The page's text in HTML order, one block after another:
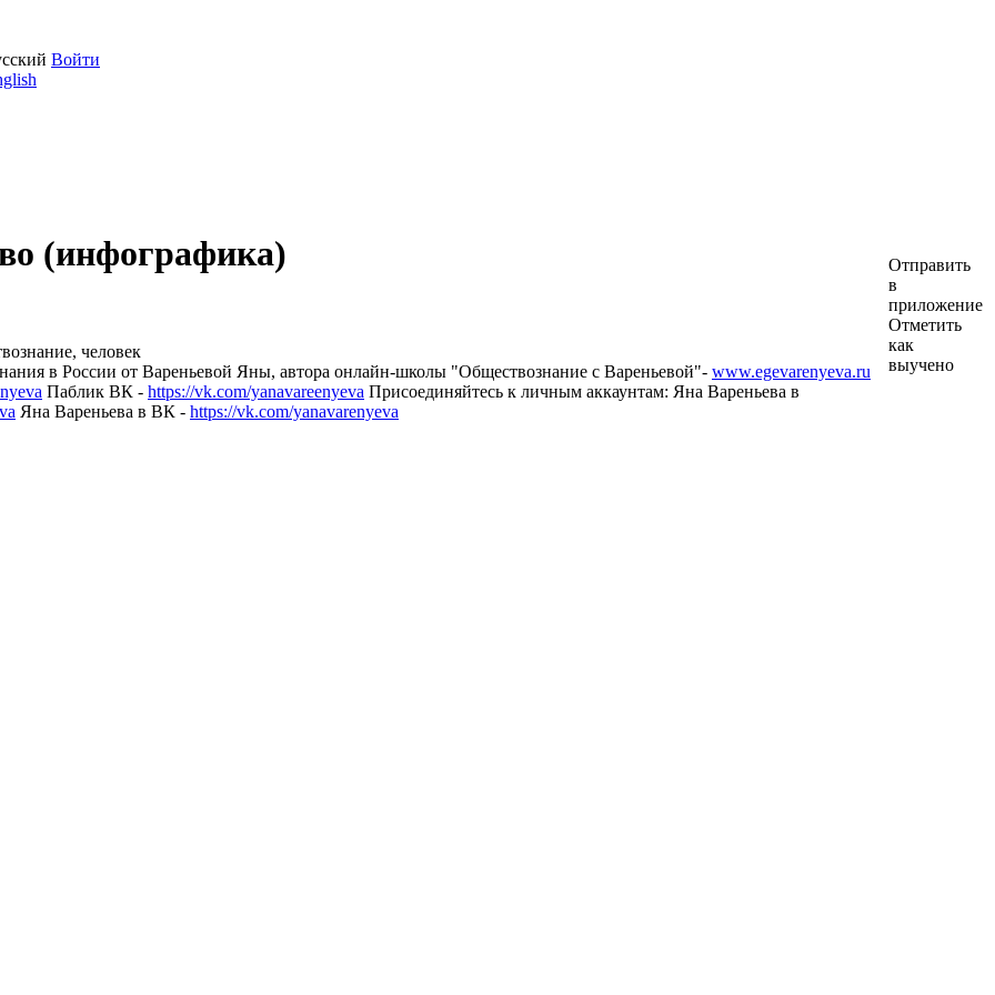
Войти
(инфографика)
человек
в России от Вареньевой Яны, автора онлайн-школы "Обществознание с Вареньевой"- www.egevarenyeva.ru
Паблик ВК - https://vk.com/yanavareenyeva Присоединяйтесь к личным аккаунтам: Яна Вареньева в
Яна Вареньева в ВК - https://vk.com/yanavarenyeva
Отправить
в
приложение
Отметить
как
выучено